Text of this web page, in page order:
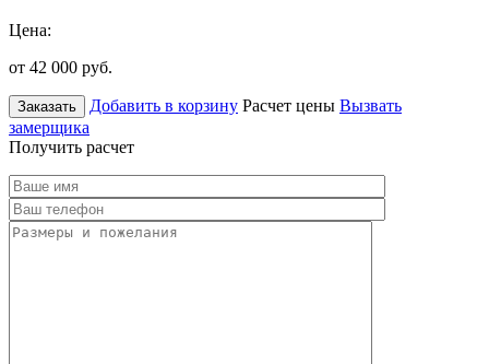
Цена:
от 42 000 руб.
Заказать Добавить в корзину Расчет цены Вызвать
замерщика
Получить расчет